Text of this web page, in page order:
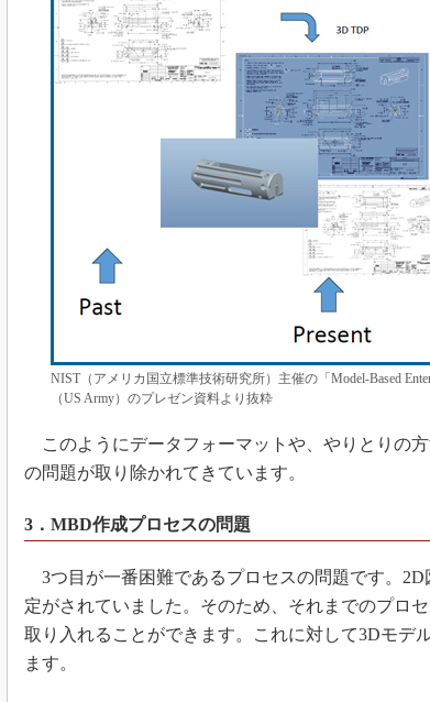
NIST（アメリカ国立標準技術研究所）主催の「Model-Based
（US Army）のプレゼン資料より抜粋
このようにデータフォーマットや、やりとりの
の問題が取り除かれてきています。
3．MBD作成プロセスの問題
3つ目が一番困難であるプロセスの問題です。
定がされていました。そのため、それまでのプロ
取り入れることができます。これに対して3Dモデ
ます。